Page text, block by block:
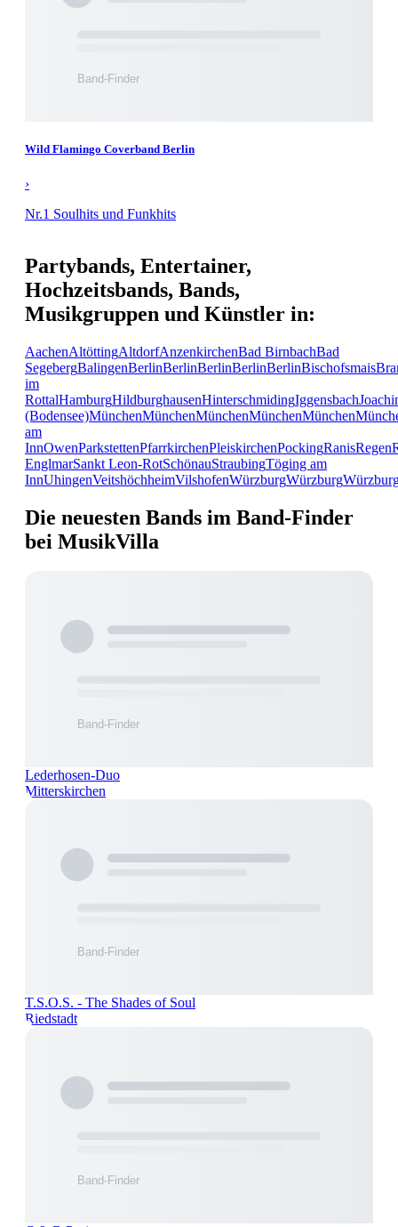
Wild Flamingo Coverband Berlin
›
Nr.1 Soulhits und Funkhits
Partybands, Entertainer,
Hochzeitsbands, Bands,
Musikgruppen und Künstler in:
AachenAltöttingAltdorfAnzenkirchenBad BirnbachBad
SegebergBalingenBerlinBerlinBerlinBerlinBerlinBischofsmais
im
RottalHamburgHildburghausenHinterschmidingIggensbach
(Bodensee)MünchenMünchenMünchenMünchenMünchen
am
InnOwenParkstettenPfarrkirchenPleiskirchenPockingRanisRegen
EnglmarSankt Leon-RotSchönauStraubingTöging am
InnUhingenVeitshöchheimVilshofenWürzburgWürzburg
Die neuesten Bands im Band-Finder
bei MusikVilla
Lederhosen-Duo
Mitterskirchen
T.S.O.S. - The Shades of Soul
Riedstadt